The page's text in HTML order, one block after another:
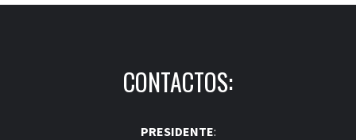
CONTACTOS:
PRESIDENTE: